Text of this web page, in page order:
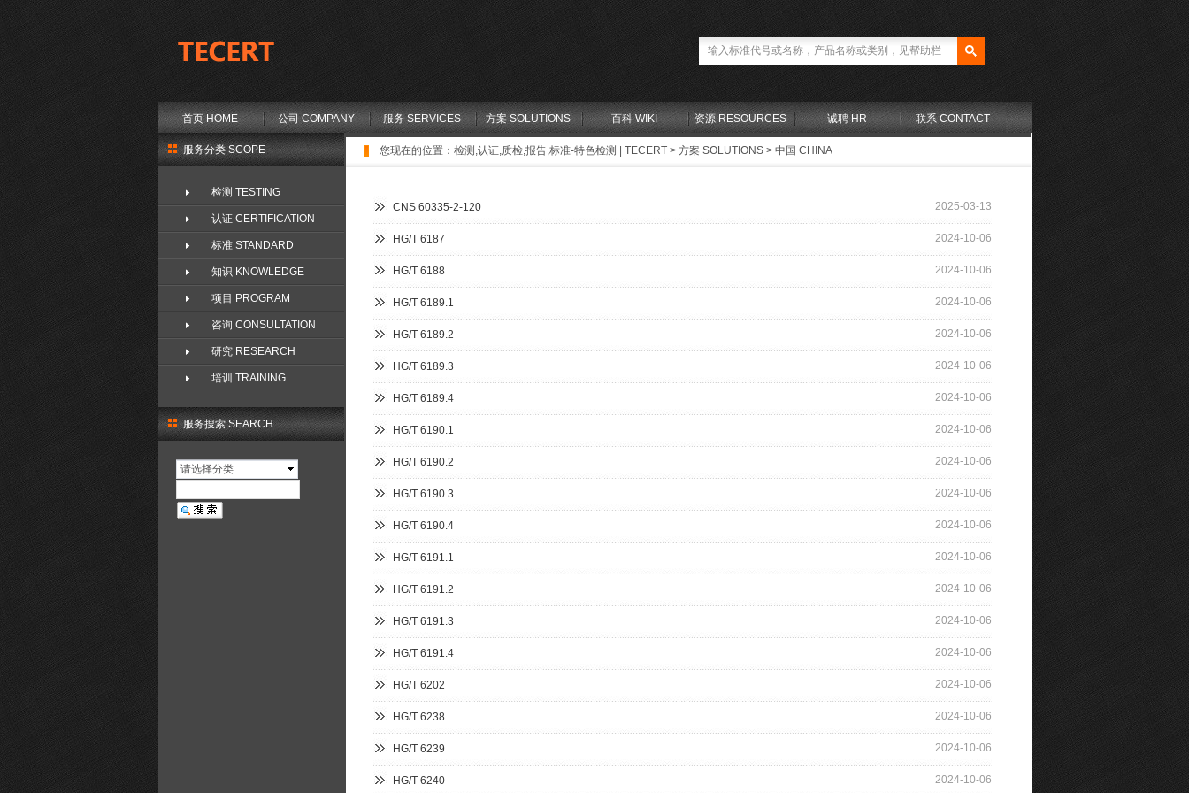
首页 HOME 公司 COMPANY 服务 SERVICES 方案 SOLUTIONS 百科 WIKI 资源 RESOURCES 诚聘 HR 联系 CONTACT
服务搜索 SEARCH
请选择分类
您现在的位置： 检测,认证,质检,报告,标准-特色检测 | TECERT > 方案 SOLUTIONS > 中国 CHINA
CNS 60335-2-120 2025-03-13
HG/T 6187 2024-10-06
HG/T 6188 2024-10-06
HG/T 6189.1 2024-10-06
HG/T 6189.2 2024-10-06
HG/T 6189.3 2024-10-06
HG/T 6189.4 2024-10-06
HG/T 6190.1 2024-10-06
HG/T 6190.2 2024-10-06
HG/T 6190.3 2024-10-06
HG/T 6190.4 2024-10-06
HG/T 6191.1 2024-10-06
HG/T 6191.2 2024-10-06
HG/T 6191.3 2024-10-06
HG/T 6191.4 2024-10-06
HG/T 6202 2024-10-06
HG/T 6238 2024-10-06
HG/T 6239 2024-10-06
HG/T 6240 2024-10-06
服务分类 SCOPE
检测 TESTING
认证 CERTIFICATION
标准 STANDARD
知识 KNOWLEDGE
项目 PROGRAM
咨询 CONSULTATION
研究 RESEARCH
培训 TRAINING